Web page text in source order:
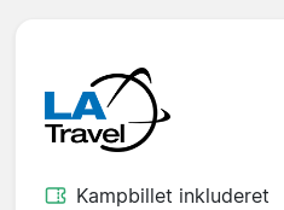
Kampbillet inkluderet